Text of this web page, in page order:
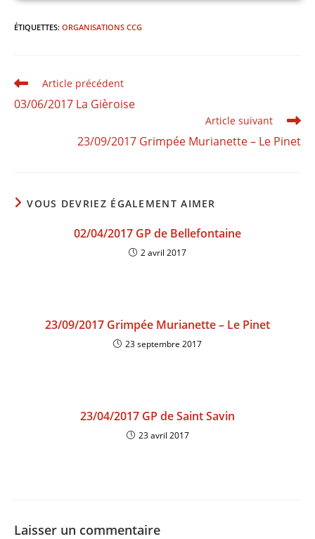
ÉTIQUETTES: ORGANISATIONS CCG
Article précédent
03/06/2017 La Gièroise
Article suivant
23/09/2017 Grimpée Murianette – Le Pinet
VOUS DEVRIEZ ÉGALEMENT AIMER
02/04/2017 GP de Bellefontaine
2 avril 2017
23/09/2017 Grimpée Murianette – Le Pinet
23 septembre 2017
23/04/2017 GP de Saint Savin
23 avril 2017
Laisser un commentaire